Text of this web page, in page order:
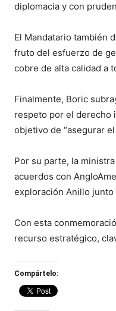
diplomacia y con
El Mandatario también
fruto del esfuerzo de
cobre de alta calidad a
Finalmente, Boric
respeto por el derecho
objetivo de “asegurar
Por su parte, la
acuerdos con
exploración Anillo junto
Con esta
recurso estratégico,
Compártelo: